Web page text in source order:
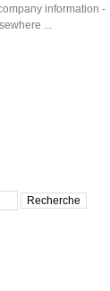
information -
...